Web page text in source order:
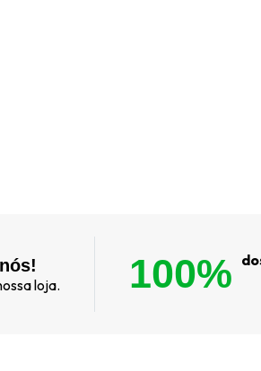
loja. 100%